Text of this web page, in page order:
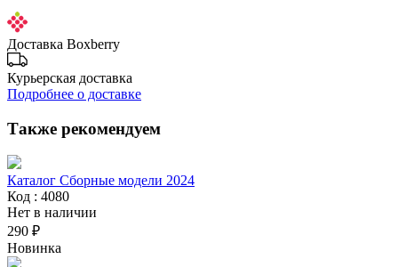
Доставка Boxberry
Курьерская доставка
Подробнее о доставке
Также рекомендуем
Каталог Сборные модели 2024
Код : 4080
Нет в наличии
290 ₽
Новинка